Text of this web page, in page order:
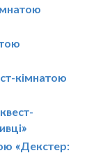
кімнатою
«Декстер: